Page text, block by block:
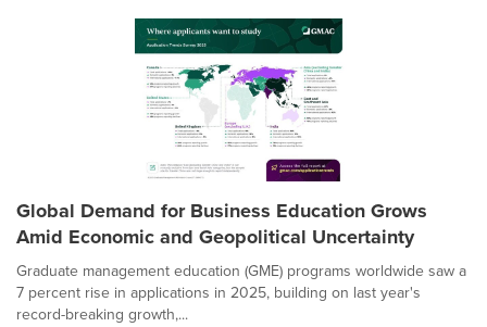
Global Demand for Business Education Grows
Amid Economic and Geopolitical Uncertainty
Graduate management education (GME) programs worldwide saw a
7 percent rise in applications in 2025, building on last year's
record-breaking growth,...